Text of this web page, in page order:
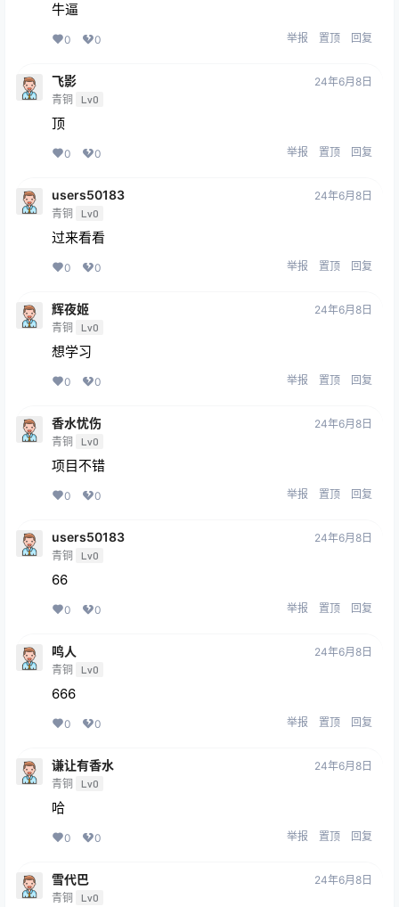
牛逼
0 0 举报 置顶 回复
飞影
青铜 Lv0
24年6月8日
顶
0 0 举报 置顶 回复
users50183
青铜 Lv0
24年6月8日
过来看看
0 0 举报 置顶 回复
辉夜姬
青铜 Lv0
24年6月8日
想学习
0 0 举报 置顶 回复
香水忧伤
青铜 Lv0
24年6月8日
项目不错
0 0 举报 置顶 回复
users50183
青铜 Lv0
24年6月8日
66
0 0 举报 置顶 回复
鸣人
青铜 Lv0
24年6月8日
666
0 0 举报 置顶 回复
谦让有香水
青铜 Lv0
24年6月8日
哈
0 0 举报 置顶 回复
雪代巴
青铜 Lv0
24年6月8日